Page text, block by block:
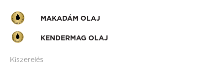
MAKADÁM OLAJ
KENDERMAG OLAJ
Kiszerelés